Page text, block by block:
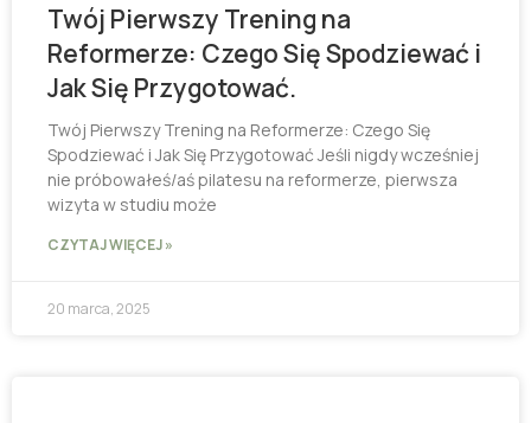
Twój Pierwszy Trening na
Reformerze: Czego Się Spodziewać i
Jak Się Przygotować.
Twój Pierwszy Trening na Reformerze: Czego Się
Spodziewać i Jak Się Przygotować Jeśli nigdy wcześniej
nie próbowałeś/aś pilatesu na reformerze, pierwsza
wizyta w studiu może
CZYTAJ WIĘCEJ »
20 marca, 2025